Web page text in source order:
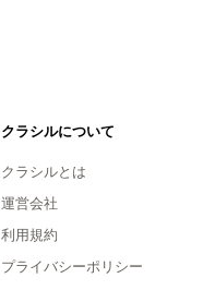
クラシルについて
クラシルとは
運営会社
利用規約
プライバシーポリシー